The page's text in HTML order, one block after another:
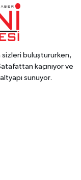
buluştururken,
kaçınıyor ve
sunuyor.